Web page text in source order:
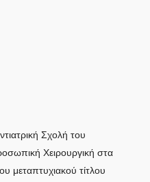
Σχολή του
Χειρουργική στα
μεταπτυχιακού τίτλου